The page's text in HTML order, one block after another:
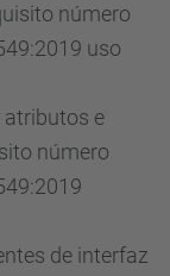
número
uso
atributos e
número
de interfaz